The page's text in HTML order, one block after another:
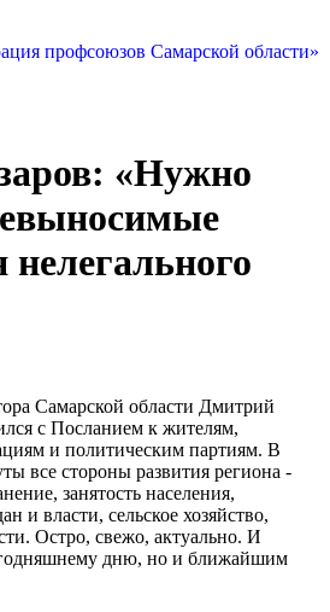
профсоюзов Самарской области»
«Нужно
нелегального
Самарской области Дмитрий
с Посланием к жителям,
и политическим партиям. В
все стороны развития региона -
занятость населения,
и власти, сельское хозяйство,
Остро, свежо, актуально. И
дню, но и ближайшим